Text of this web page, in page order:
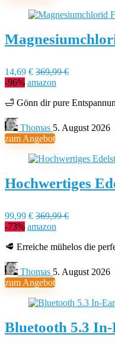
14,69 € 369,99 €
-96% amazon
🛁 Gönn dir pure
Thomas 5. August 2026
zum Angebot
Hochwertiges
99,99 € 369,99 €
-73% amazon
🥩 Erreiche mühelos die
Thomas 5. August 2026
zum Angebot
Bluetooth 5.3